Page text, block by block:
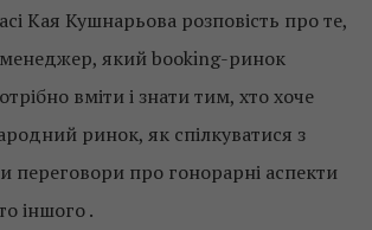
Кая Кушнарьова розповість про те,
який booking-ринок
вміти і знати тим, хто хоче
ринок, як спілкуватися з
переговори про гонорарні аспекти
іншого .